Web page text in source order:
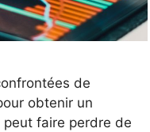
de
obtenir un
faire perdre de